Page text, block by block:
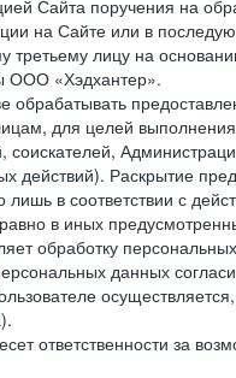
Сайта поручения на
на Сайте или в
лицу на
ООО «Хэдхантер».
обрабатывать
для целей
соискателей,
действий). Раскрытие
в соответствии с
в иных
обработку
данных
ответственности за